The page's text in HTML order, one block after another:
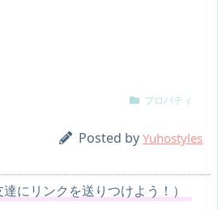
プロパティ
Posted by Yuhostyles
にリンクを送りつけよう！）